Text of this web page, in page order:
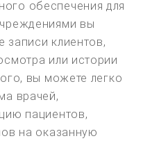
обеспечения для
вы
клиентов,
или истории
вы можете легко
врачей,
пациентов,
на оказанную